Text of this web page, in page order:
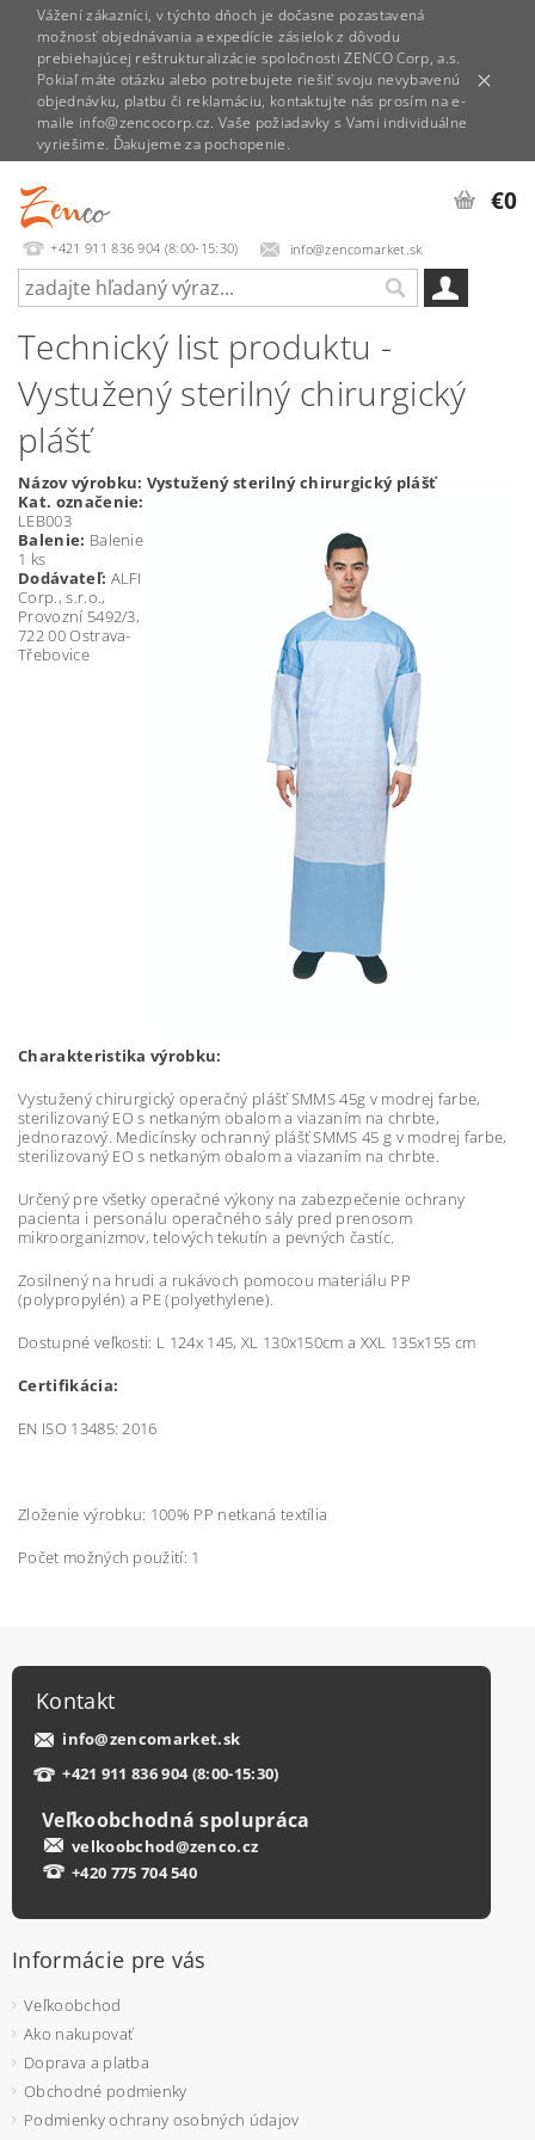
Vážení zákazníci, v týchto dňoch je dočasne pozastavená
možnosť objednávania a expedície zásielok z dôvodu
prebiehajúcej reštrukturalizácie spoločnosti ZENCO Corp, a.s.
Pokiaľ máte otázku alebo potrebujete riešiť svoju nevybavenú
objednávku, platbu či reklamáciu, kontaktujte nás prosím na e-
maile info@zencocorp.cz. Vaše požiadavky s Vami individuálne
vyriešime. Ďakujeme za pochopenie.
+421 911 836 904 (8:00-15:30) info@zencomarket.sk
€0
Technický list produktu -
Vystužený sterilný chirurgický
plášť
Názov výrobku: Vystužený sterilný chirurgický plášť
Kat. označenie:
LEB003
Balenie: Balenie
1 ks
Dodávateľ: ALFI
Corp., s.r.o.,
Provozní 5492/3,
722 00 Ostrava-
Třebovice
Charakteristika výrobku:
Vystužený chirurgický operačný plášť SMMS 45g v modrej farbe,
sterilizovaný EO s netkaným obalom a viazaním na chrbte,
jednorazový. Medicínsky ochranný plášť SMMS 45 g v modrej farbe,
sterilizovaný EO s netkaným obalom a viazaním na chrbte.
Určený pre všetky operačné výkony na zabezpečenie ochrany
pacienta i personálu operačného sály pred prenosom
mikroorganizmov, telových tekutín a pevných častíc.
Zosilnený na hrudi a rukávoch pomocou materiálu PP
(polypropylén) a PE (polyethylene).
Dostupné veľkosti: L 124x 145, XL 130x150cm a XXL 135x155 cm
Certifikácia:
EN ISO 13485: 2016
Zloženie výrobku: 100% PP netkaná textília
Počet možných použití: 1
Kontakt
info@zencomarket.sk
+421 911 836 904 (8:00-15:30)
Veľkoobchodná spolupráca
velkoobchod@zenco.cz
+420 775 704 540
Informácie pre vás
Veľkoobchod
Ako nakupovať
Doprava a platba
Obchodné podmienky
Podmienky ochrany osobných údajov